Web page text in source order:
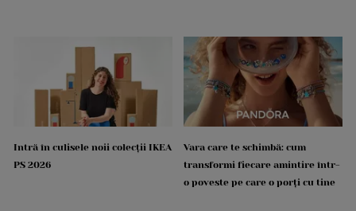
Intră în culisele noii colecții IKEA
PS 2026
Vara care te schimbă: cum
transformi fiecare amintire într-
o poveste pe care o porți cu tine